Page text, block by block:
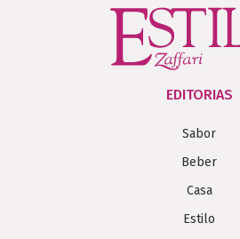
EDITORIAS
Sabor
Beber
Casa
Estilo